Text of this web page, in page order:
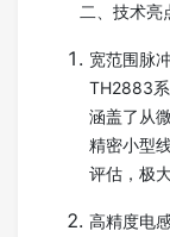
二、技术亮
宽范围脉
TH2883
涵盖了从
精密小型
评估，极
高精度电